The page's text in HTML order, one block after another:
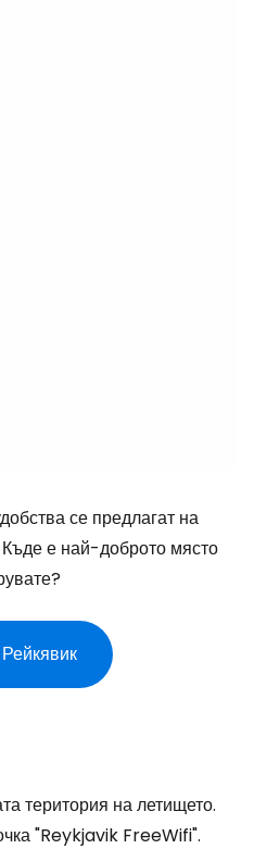
се предлагат на
е най-доброто място
територия на летището.
"Reykjavik FreeWifi".